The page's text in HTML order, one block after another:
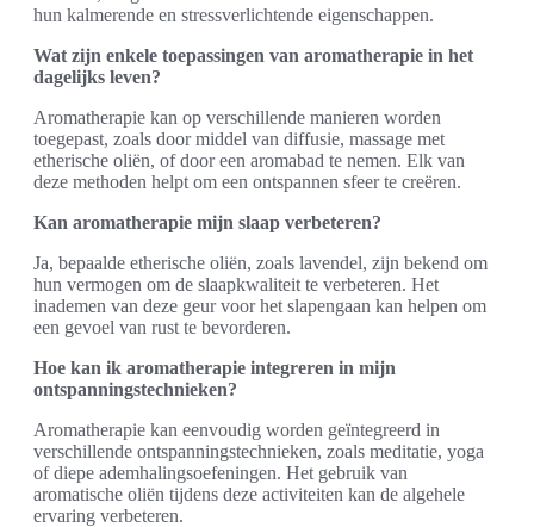
hun kalmerende en stressverlichtende eigenschappen.
Wat zijn enkele toepassingen van aromatherapie in het
dagelijks leven?
Aromatherapie kan op verschillende manieren worden
toegepast, zoals door middel van diffusie, massage met
etherische oliën, of door een aromabad te nemen. Elk van
deze methoden helpt om een ontspannen sfeer te creëren.
Kan aromatherapie mijn slaap verbeteren?
Ja, bepaalde etherische oliën, zoals lavendel, zijn bekend om
hun vermogen om de slaapkwaliteit te verbeteren. Het
inademen van deze geur voor het slapengaan kan helpen om
een gevoel van rust te bevorderen.
Hoe kan ik aromatherapie integreren in mijn
ontspanningstechnieken?
Aromatherapie kan eenvoudig worden geïntegreerd in
verschillende ontspanningstechnieken, zoals meditatie, yoga
of diepe ademhalingsoefeningen. Het gebruik van
aromatische oliën tijdens deze activiteiten kan de algehele
ervaring verbeteren.